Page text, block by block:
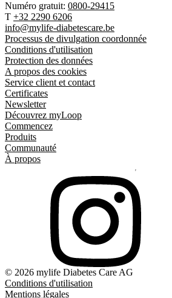
Numéro gratuit: 0800-29415
T +32 2290 6206
info@mylife-diabetescare.be
Processus de divulgation coordonnée
Conditions d'utilisation
Protection des données
A propos des cookies
Service client et contact
Certificates
Newsletter
Découvrez myLoop
Commencez
Produits
Communauté
À propos
© 2026 mylife Diabetes Care AG
Conditions d'utilisation
Mentions légales